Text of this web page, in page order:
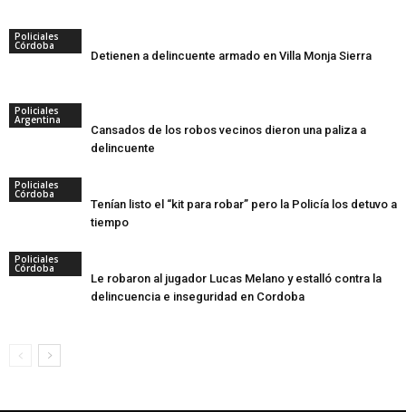
Policiales
Córdoba
Detienen a delincuente armado en Villa Monja Sierra
Policiales
Argentina
Cansados de los robos vecinos dieron una paliza a
delincuente
Policiales
Córdoba
Tenían listo el “kit para robar” pero la Policía los detuvo a
tiempo
Policiales
Córdoba
Le robaron al jugador Lucas Melano y estalló contra la
delincuencia e inseguridad en Cordoba